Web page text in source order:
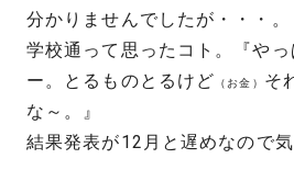
分かりませんでしたが・・・。
学校通って思ったコト。『や
ー。とるものとるけど
（お金）
そ
な～。』
結果発表が12月と遅めなので気